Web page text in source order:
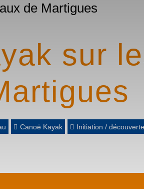
de Martigues
sur
Canoë Kayak Initiation /